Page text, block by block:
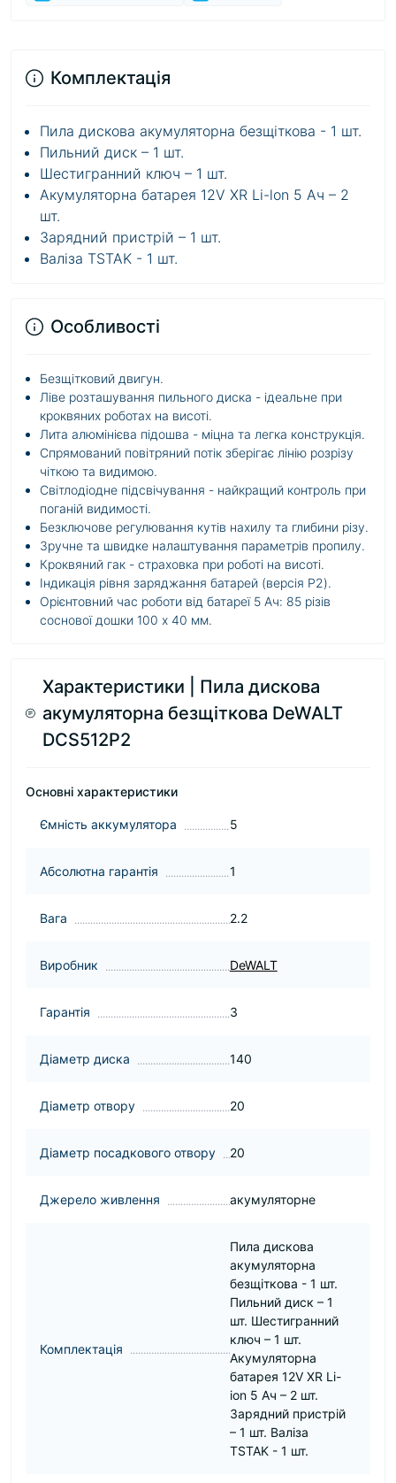
Комплектація
Пила дискова акумуляторна безщіткова - 1 шт.
Пильний диск – 1 шт.
Шестигранний ключ – 1 шт.
Акумуляторна батарея 12V XR Li-lon 5 Ач – 2
шт.
Зарядний пристрій – 1 шт.
Валіза TSTAK - 1 шт.
Особливості
Безщітковий двигун.
Ліве розташування пильного диска - ідеальне при
кроквяних роботах на висоті.
Лита алюмінієва підошва - міцна та легка конструкція.
Спрямований повітряний потік зберігає лінію розрізу
чіткою та видимою.
Світлодіодне підсвічування - найкращий контроль при
поганій видимості.
Безключове регулювання кутів нахилу та глибини різу.
Зручне та швидке налаштування параметрів пропилу.
Кроквяний гак - страховка при роботі на висоті.
Індикація рівня заряджання батарей (версія P2).
Орієнтовний час роботи від батареї 5 Ач: 85 різів
соснової дошки 100 х 40 мм.
Характеристики | Пила дискова
акумуляторна безщіткова DeWALT
DCS512P2
Основні характеристики
Ємність аккумулятора 5
Абсолютна гарантія 1
Вага 2.2
Виробник DeWALT
Гарантія 3
Діаметр диска 140
Діаметр отвору 20
Діаметр посадкового отвору 20
Джерело живлення акумуляторне
Комплектація
Пила дискова
акумуляторна
безщіткова - 1 шт.
Пильний диск – 1
шт. Шестигранний
ключ – 1 шт.
Акумуляторна
батарея 12V XR Li-
ion 5 Ач – 2 шт.
Зарядний пристрій
– 1 шт. Валіза
TSTAK - 1 шт.